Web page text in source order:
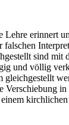
Lehre erinnert
falschen
sind mit
und völlig
gleichgestellt
Verschiebung in
kirchlichen